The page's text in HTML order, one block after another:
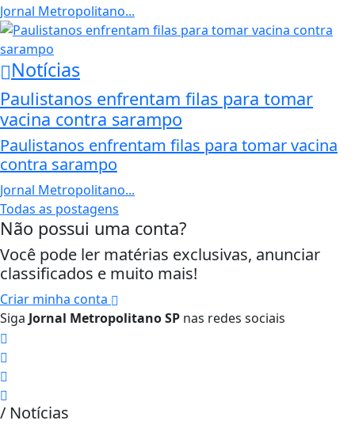
Jornal Metropolitano...
Notícias
Paulistanos enfrentam filas para tomar
vacina contra sarampo
Paulistanos enfrentam filas para tomar vacina
contra sarampo
Jornal Metropolitano...
Todas as postagens
Não possui uma conta?
Você pode ler matérias exclusivas, anunciar
classificados e muito mais!
Criar minha conta
Siga Jornal Metropolitano SP nas redes sociais
/ Notícias